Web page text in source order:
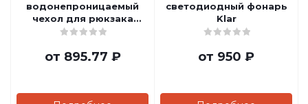
водонепроницаемый
чехол для рюкзака
William
от 895.77 ₽
светодиодный фонарь
Klar
от 950 ₽